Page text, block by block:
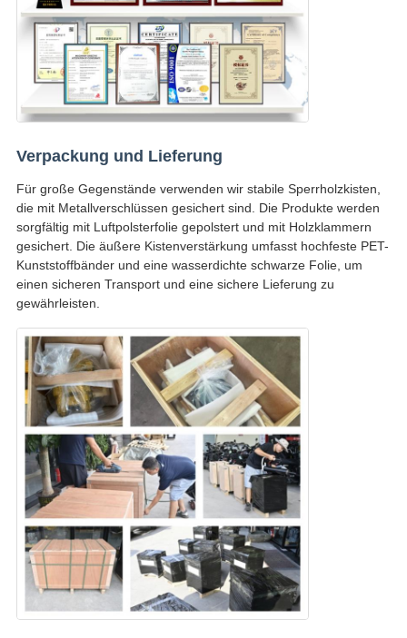
Verpackung und Lieferung
Für große Gegenstände verwenden wir stabile Sperrholzkisten,
die mit Metallverschlüssen gesichert sind. Die Produkte werden
sorgfältig mit Luftpolsterfolie gepolstert und mit Holzklammern
gesichert. Die äußere Kistenverstärkung umfasst hochfeste PET-
Kunststoffbänder und eine wasserdichte schwarze Folie, um
einen sicheren Transport und eine sichere Lieferung zu
gewährleisten.